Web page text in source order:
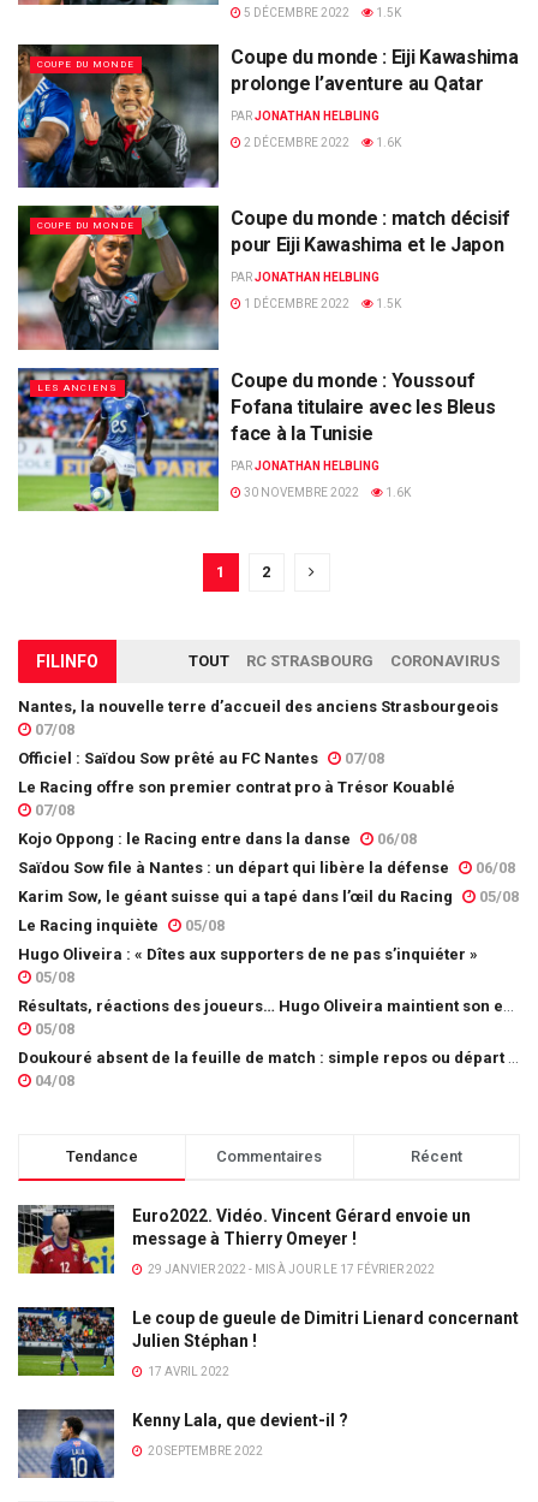
5 DÉCEMBRE 2022
1.5K
COUPE DU MONDE
Coupe du monde : Eiji Kawashima
prolonge l’aventure au Qatar
PARJONATHAN HELBLING
2 DÉCEMBRE 2022
1.6K
COUPE DU MONDE
Coupe du monde : match décisif
pour Eiji Kawashima et le Japon
PARJONATHAN HELBLING
1 DÉCEMBRE 2022
1.5K
LES ANCIENS
Coupe du monde : Youssouf
Fofana titulaire avec les Bleus
face à la Tunisie
PARJONATHAN HELBLING
30 NOVEMBRE 2022
1.6K
1 2
FIL INFO TOUT RC STRASBOURG CORONAVIRUS
Nantes, la nouvelle terre d’accueil des anciens Strasbourgeois
07/08
Officiel : Saïdou Sow prêté au FC Nantes
07/08
Le Racing offre son premier contrat pro à Trésor Kouablé
07/08
Kojo Oppong : le Racing entre dans la danse
06/08
Saïdou Sow file à Nantes : un départ qui libère la défense
06/08
Karim Sow, le géant suisse qui a tapé dans l’œil du Racing
05/08
Le Racing inquiète
05/08
Hugo Oliveira : « Dîtes aux supporters de ne pas s’inquiéter »
05/08
05/08
04/08
Tendance Commentaires Récent
Euro2022. Vidéo. Vincent Gérard envoie un
message à Thierry Omeyer !
29 JANVIER 2022 - MIS À JOUR LE 17 FÉVRIER 2022
Le coup de gueule de Dimitri Lienard concernant
Julien Stéphan !
17 AVRIL 2022
Kenny Lala, que devient-il ?
20 SEPTEMBRE 2022